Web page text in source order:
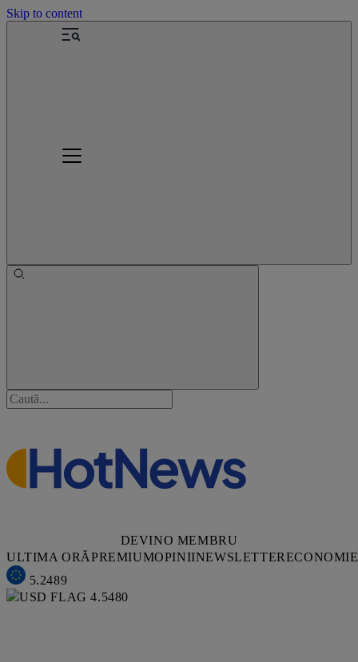
Skip to content
DEVINO MEMBRU
ULTIMA ORĂPREMIUMOPINIINEWSLETTERECONOMIE
5.2489
4.5480